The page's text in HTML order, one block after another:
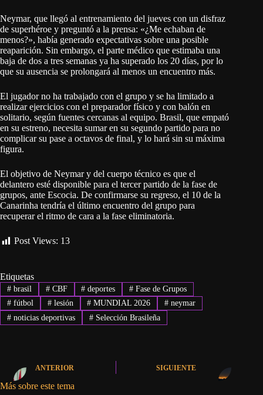
Neymar, que llegó al entrenamiento del jueves con un disfraz
de superhéroe y preguntó a la prensa: «¿Me echaban de
menos?», había generado expectativas sobre una posible
reaparición. Sin embargo, el parte médico que estimaba una
baja de dos a tres semanas ya ha superado los 20 días, por lo
que su ausencia se prolongará al menos un encuentro más.
El jugador no ha trabajado con el grupo y se ha limitado a
realizar ejercicios con el preparador físico y con balón en
solitario, según fuentes cercanas al equipo. Brasil, que empató
en su estreno, necesita sumar en su segundo partido para no
complicar su pase a octavos de final, y lo hará sin su máxima
figura.
El objetivo de Neymar y del cuerpo técnico es que el
delantero esté disponible para el tercer partido de la fase de
grupos, ante Escocia. De confirmarse su regreso, el 10 de la
Canarinha tendría el último encuentro del grupo para
recuperar el ritmo de cara a la fase eliminatoria.
Post Views: 13
Etiquetas
#brasil #CBF # deportes # Fase de Grupos
#fútbol #lesión # MUNDIAL 2026 # neymar
#noticias deportivas #Selección Brasileña
ANTERIOR SIGUIENTE
Más sobre este tema